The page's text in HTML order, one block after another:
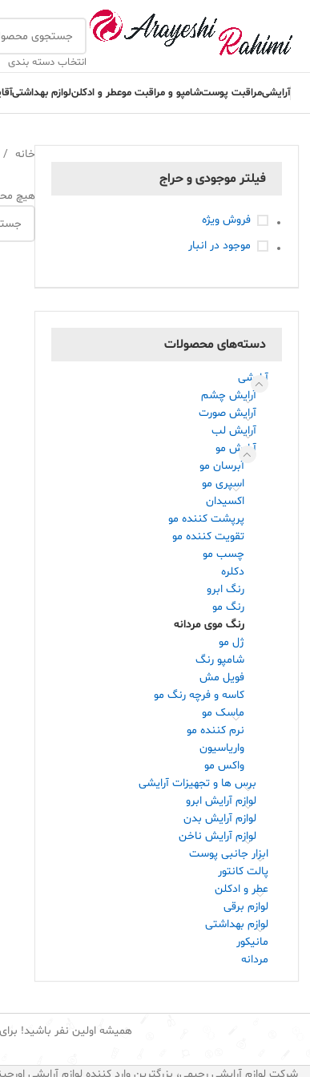
انتخاب دسته بندی
آرایشیمراقبت پوستشامپو و مراقبت موعطر و ادکلنلوازم بهداشتی
فیلتر موجودی و حراج
فروش ویژه
موجود در انبار
دسته‌های محصولات
آرایشی
آرایش چشم
آرایش صورت
آرایش لب
آرایش مو
آبرسان مو
اسپری مو
اکسیدان
پرپشت کننده مو
تقویت کننده مو
چسب مو
دکلره
رنگ ابرو
رنگ مو
رنگ موی مردانه
ژل مو
شامپو رنگ
فویل مش
کاسه و فرچه رنگ مو
ماسک مو
نرم کننده مو
واریاسیون
واکس مو
برس ها و تجهیزات آرایشی
لوازم آرایش ابرو
لوازم آرایش بدن
لوازم آرایش ناخن
ابزار جانبی پوست
پالت کانتور
عطر و ادکلن
لوازم برقی
لوازم بهداشتی
مانیکور
مردانه
خانه
هیچ
همیشه اولین نفر باشید!